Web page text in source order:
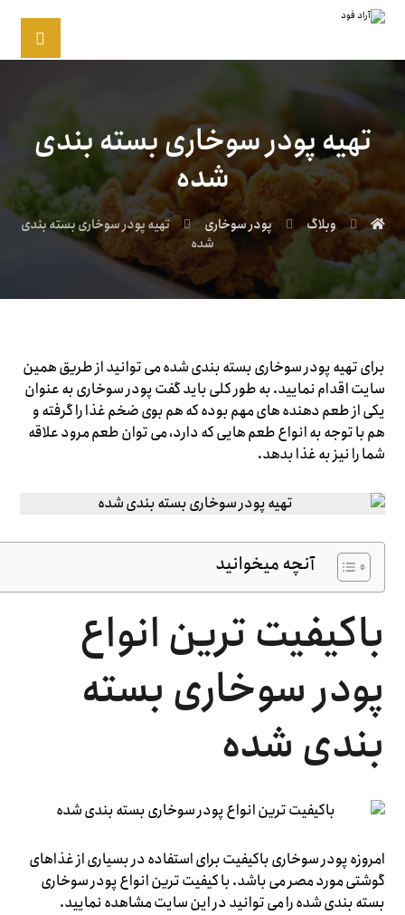
تهیه پودر سوخاری بسته بندی
شده
وبلاگ پودر سوخاری
تهیه پودر سوخاری بسته بندی
شده
برای تهیه پودر سوخاری بسته بندی شده می توانید از طریق همین
سایت اقدام نمایید. به طور کلی باید گفت پودر سوخاری به عنوان
یکی از طعم دهنده های مهم بوده که هم بوی ضخم غذا را گرفته و
هم با توجه به انواع طعم هایی که دارد، می توان طعم مرود علاقه
شما را نیز به غذا بدهد.
آنچه میخوانید
باکیفیت ترین انواع
پودر سوخاری بسته
بندی شده
امروزه پودر سوخاری باکیفیت برای استفاده در بسیاری از غذاهای
گوشتی مورد مصر می باشد. با کیفیت ترین انواع پودر سوخاری
بسته بندی شده را می توانید در این سایت مشاهده نمایید.